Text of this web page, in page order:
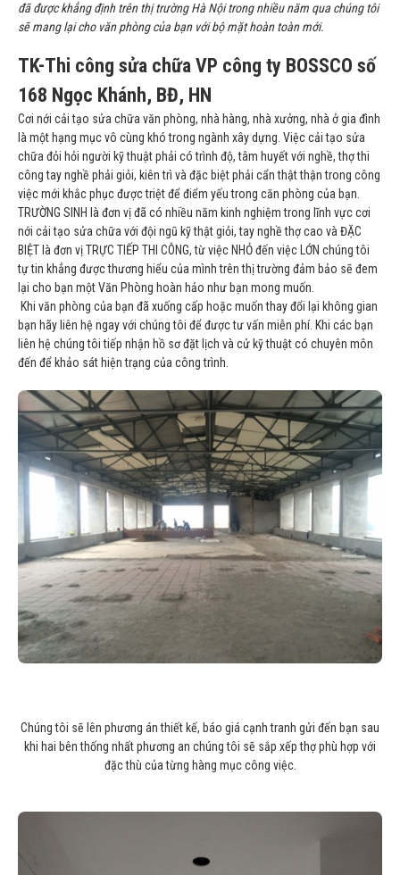
đã được khẳng định trên thị trường Hà Nội trong nhiều năm qua chúng tôi
sẽ mang lại cho văn phòng của bạn với bộ mặt hoàn toàn mới.
TK-Thi công sửa chữa VP công ty BOSSCO số
168 Ngọc Khánh, BĐ, HN
Cơi nới cải tạo sửa chữa văn phòng, nhà hàng, nhà xưởng, nhà ở gia đình
là một hạng mục vô cùng khó trong ngành xây dựng. Việc cải tạo sửa
chữa đỏi hỏi người kỹ thuật phải có trình độ, tâm huyết với nghề, thợ thi
công tay nghề phải giỏi, kiên trì và đặc biệt phải cẩn thật thận trong công
việc mới khắc phục được triệt để điểm yếu trong căn phòng của bạn.
TRƯỜNG SINH là đơn vị đã có nhiều năm kinh nghiệm trong lĩnh vực cơi
nới cải tạo sửa chữa với đội ngũ kỹ thật giỏi, tay nghề thợ cao và ĐẶC
BIỆT là đơn vị TRỰC TIẾP THI CÔNG, từ việc NHỎ đến việc LỚN chúng tôi
tự tin khẳng được thương hiểu của mình trên thị trường đảm bảo sẽ đem
lại cho bạn một Văn Phòng hoàn hảo như bạn mong muốn.
Khi văn phòng của bạn đã xuống cấp hoặc muốn thay đổi lại không gian
bạn hãy liên hệ ngay với chúng tôi để được tư vấn miễn phí. Khi các bạn
liên hệ chúng tôi tiếp nhận hồ sơ đặt lịch và cử kỹ thuật có chuyên môn
đến để khảo sát hiện trạng của công trình.
Chúng tôi sẽ lên phương án thiết kế, báo giá cạnh tranh gửi đến bạn sau
khi hai bên thống nhất phương an chúng tôi sẽ sắp xếp thợ phù hợp với
đặc thù của từng hàng mục công việc.